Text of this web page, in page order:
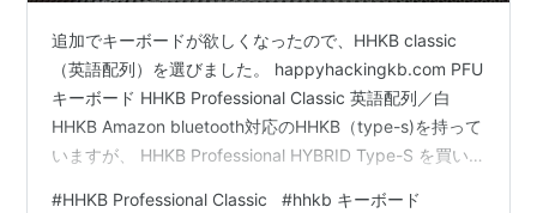
追加でキーボードが欲しくなったので、HHKB classic
（英語配列）を選びました。 happyhackingkb.com PFU
キーボード HHKB Professional Classic 英語配列／白
HHKB Amazon bluetooth対応のHHKB（type-s)を持って
いますが、 HHKB Professional HYBRID Type-S を買い
#HHKB Professional Classic #hhkb キーボード